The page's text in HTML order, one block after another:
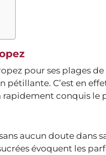
pour ses plages
pétillante. C’est en
rapidement conquis le
aucun doute dans
évoquent les